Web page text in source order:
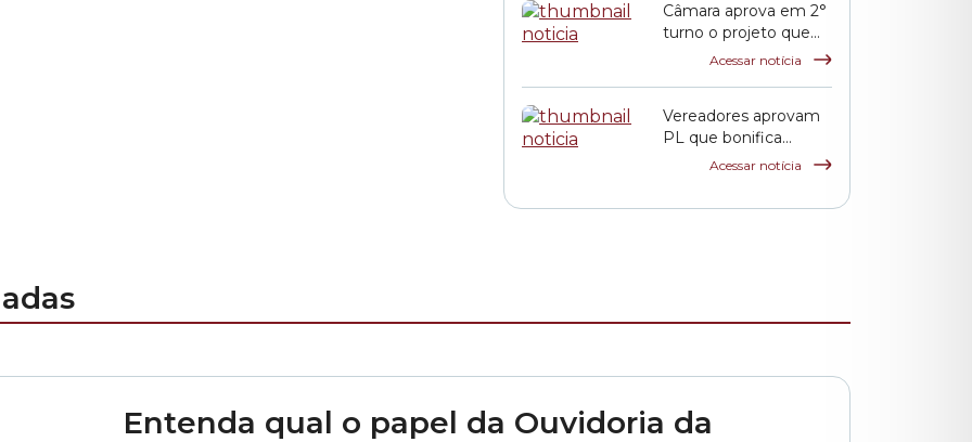
Câmara aprova em 2°
turno o projeto que
reajusta o salário dos
Acessar notícia
Vereadores aprovam
PL que bonifica
funcionários das
Acessar notícia
Entenda qual o papel da Ouvidoria da